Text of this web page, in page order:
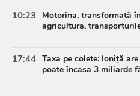
10:23
Motorina, transformată
agricultura,
17:44 Taxa pe colete: Ioniță
poate încasa 3 miliarde